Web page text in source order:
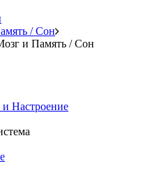
/ Сон
и Память / Сон
и Настроение